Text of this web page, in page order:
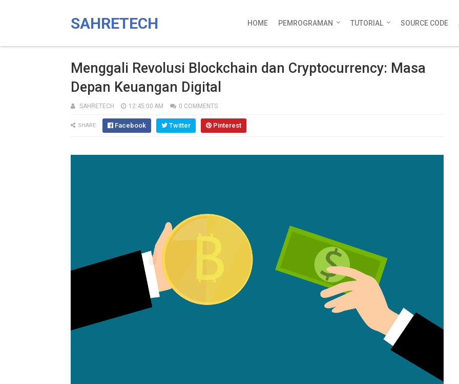
SAHRETECH HOME PEMROGRAMAN TUTORIAL SOURCE CODE
Menggali Revolusi Blockchain dan Cryptocurrency: Masa
Depan Keuangan Digital
SAHRETECH 12:45:00 AM 0 COMMENTS
SHARE: Facebook Twitter Pinterest